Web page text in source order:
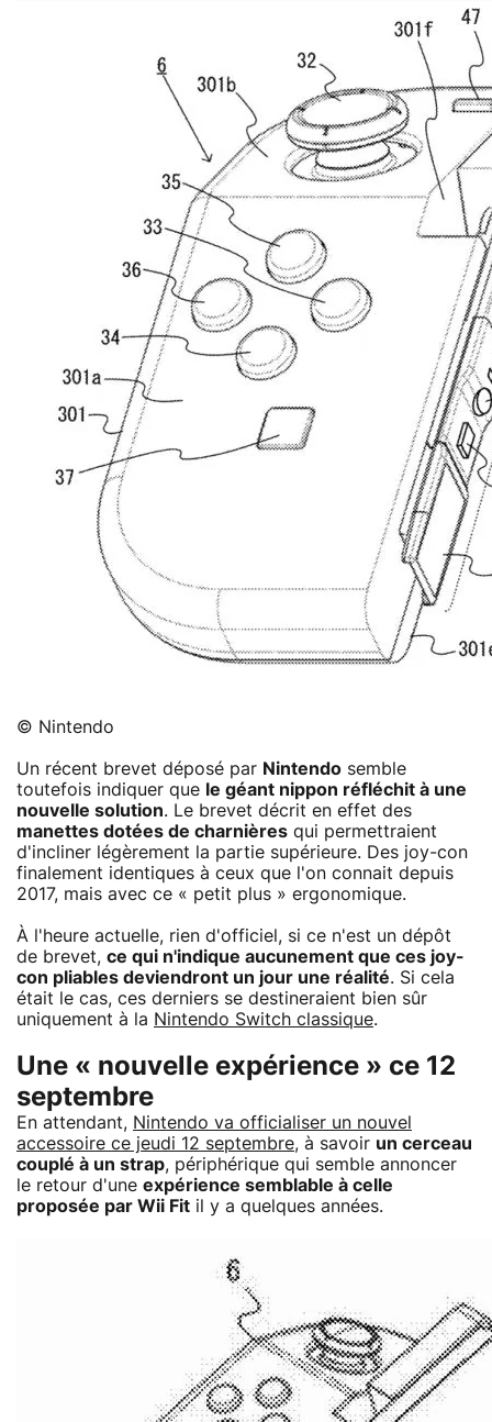
© Nintendo
Un récent brevet déposé par Nintendo semble
toutefois indiquer que le géant nippon réfléchit à une
nouvelle solution. Le brevet décrit en effet des
manettes dotées de charnières qui permettraient
d'incliner légèrement la partie supérieure. Des joy-con
finalement identiques à ceux que l'on connait depuis
2017, mais avec ce « petit plus » ergonomique.
À l'heure actuelle, rien d'officiel, si ce n'est un dépôt
de brevet, ce qui n'indique aucunement que ces joy-
con pliables deviendront un jour une réalité. Si cela
était le cas, ces derniers se destineraient bien sûr
uniquement à la Nintendo Switch classique.
Une « nouvelle expérience » ce 12
septembre
En attendant, Nintendo va officialiser un nouvel
accessoire ce jeudi 12 septembre, à savoir un cerceau
couplé à un strap, périphérique qui semble annoncer
le retour d'une expérience semblable à celle
proposée par Wii Fit il y a quelques années.